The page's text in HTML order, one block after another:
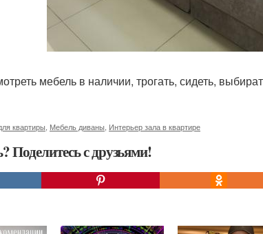
мебель в наличии, трогать, сидеть,
квартиры Мебель диваны Интерьер зала в квартире
Поделитесь с друзьями!